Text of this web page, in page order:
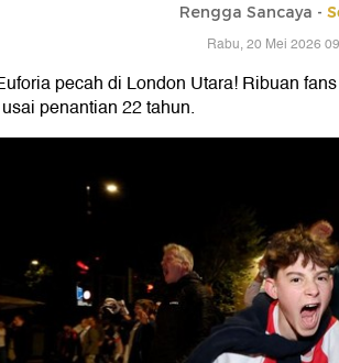
Rengga Sancaya -
Rabu, 20 Mei 2026
pecah di London Utara! Ribuan
penantian 22 tahun.